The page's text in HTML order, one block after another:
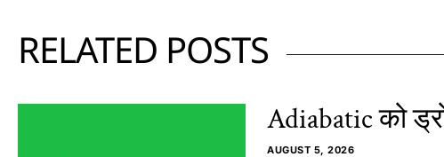
RELATED POSTS
Adiabatic को
AUGUST 5, 2026